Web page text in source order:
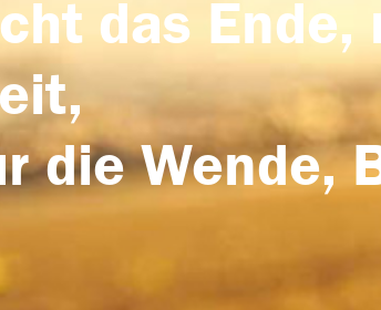
das
die Wende,